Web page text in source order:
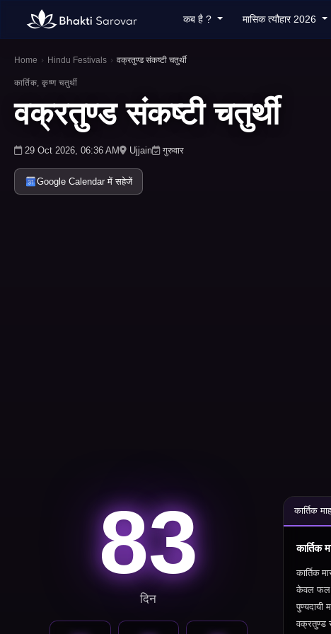
कब है ? मासिक त्यौहार 2026
Home › Hindu Festivals › वक्रतुण्ड संकष्टी चतुर्थी
कार्तिक, कृष्ण चतुर्थी
वक्रतुण्ड संकष्टी चतुर्थी
29 Oct 2026, 06:36 AM Ujjain गुरुवार
Google Calendar में सहेजें
83
दिन
कार्तिक
कार्तिक
कार्तिक
केवल फल
पुण्यदायी
वक्रतुण्ड